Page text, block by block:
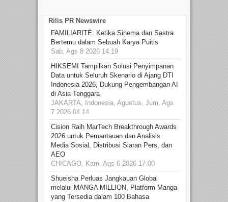
Rilis PR Newswire
FAMILIARITÉ: Ketika Sinema dan Sastra
Bertemu dalam Sebuah Karya Puitis
Sab, Ags 8 2026 14.19
HIKSEMI Tampilkan Solusi Penyimpanan
Data untuk Seluruh Skenario di Ajang DTI
Indonesia 2026, Dukung Pengembangan AI
di Asia Tenggara
JAKARTA, Indonesia, Agustus, Jum, Ags
7 2026 04.14
Cision Raih MarTech Breakthrough Awards
2026 untuk Pemantauan dan Analisis
Media Sosial, Distribusi Siaran Pers, dan
AEO
CHICAGO, Kam, Ags 6 2026 17.00
Shueisha Perluas Jangkauan Global
melalui MANGA MILLION, Platform Manga
yang Tersedia dalam 100 Bahasa